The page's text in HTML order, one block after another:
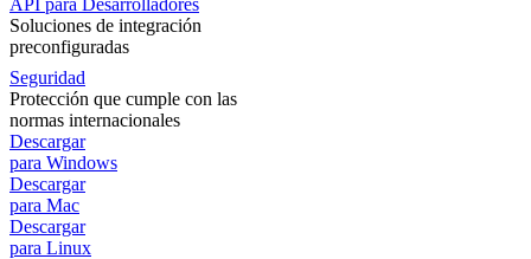
API para Desarrolladores
Soluciones de integración
preconfiguradas
Seguridad
Protección que cumple con las
normas internacionales
Descargar
para Windows
Descargar
para Mac
Descargar
para Linux